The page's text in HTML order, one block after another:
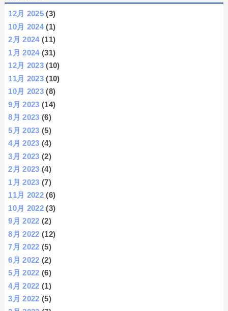
12月 2025 (3)
10月 2024(1)
2月 2024(11)
1月 2024(31)
12月 2023 (10)
11月 2023 (10)
10月 2023 (8)
9月 2023 (14)
8月 2023 (6)
5月 2023 (5)
4月 2023 (4)
3月 2023 (2)
2月 2023 (4)
1月 2023 (7)
11月 2022 (6)
10月 2022 (3)
9月 2022 (2)
8月 2022 (12)
7月 2022 (5)
6月 2022 (2)
5月 2022 (6)
4月 2022 (1)
3月 2022 (5)